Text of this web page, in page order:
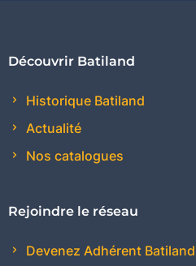
Découvrir Batiland
Historique Batiland
Actualité
Nos catalogues
Rejoindre le réseau
Devenez Adhérent Batiland